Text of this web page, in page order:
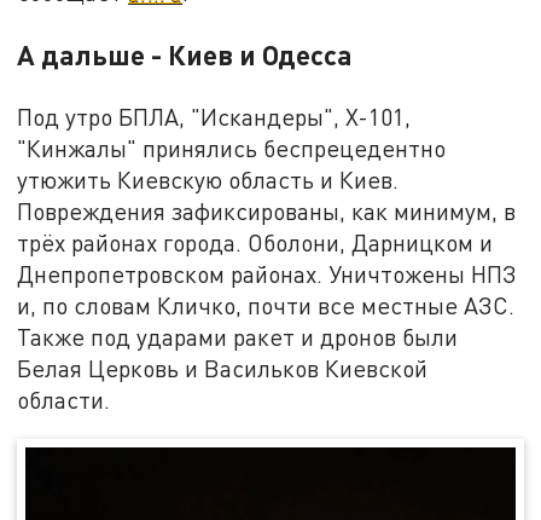
А дальше - Киев и Одесса
Под утро БПЛА, "Искандеры", Х-101,
"Кинжалы" принялись беспрецедентно
утюжить Киевскую область и Киев.
Повреждения зафиксированы, как минимум, в
трёх районах города. Оболони, Дарницком и
Днепропетровском районах. Уничтожены НПЗ
и, по словам Кличко, почти все местные АЗС.
Также под ударами ракет и дронов были
Белая Церковь и Васильков Киевской
области.